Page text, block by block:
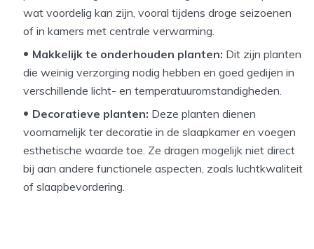
wat voordelig kan zijn, vooral tijdens droge seizoenen
of in kamers met centrale verwarming.
Makkelijk te onderhouden planten: Dit zijn planten
die weinig verzorging nodig hebben en goed gedijen in
verschillende licht- en temperatuuromstandigheden.
Decoratieve planten: Deze planten dienen
voornamelijk ter decoratie in de slaapkamer en voegen
esthetische waarde toe. Ze dragen mogelijk niet direct
bij aan andere functionele aspecten, zoals luchtkwaliteit
of slaapbevordering.